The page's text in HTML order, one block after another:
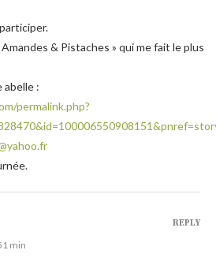
Amandes & Pistaches » qui me fait le plus
abelle :
permalink.php?
min
REPLY